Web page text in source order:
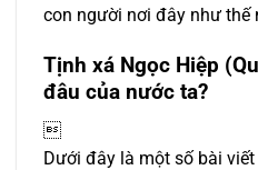
con người nơi đây như thế
Tịnh xá Ngọc Hiệp
đâu của nước ta?

Dưới đây là một số bài